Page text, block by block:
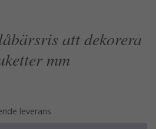
att dekorera
mm
leverans